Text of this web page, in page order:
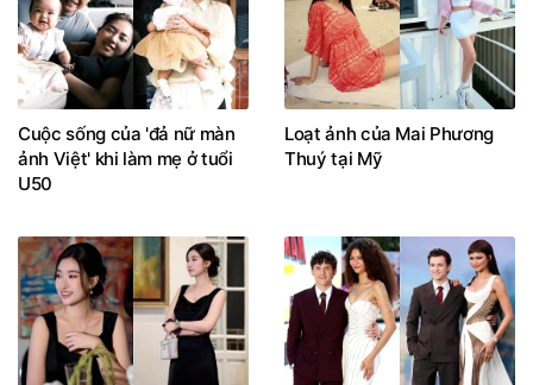
Cuộc sống của 'đả nữ màn
ảnh Việt' khi làm mẹ ở tuổi
U50
Loạt ảnh của Mai Phương
Thuý tại Mỹ